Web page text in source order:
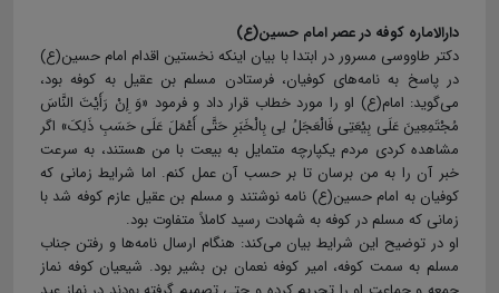
دارالاماره کوفه در عصر امام حسین(ع)
دکتر طاووسی مسرور در ابتدا با بیان اینکه نخستین اقدام امام حسین(ع)
در پاسخ به نامه‌های کوفیان، فرستادن مسلم بن عقیل به کوفه بود،
می‌گوید: امام(ع) او را مورد خطاب قرار داد و فرمود «وَ إِنْ رَأَیْتَ النَّاسَ
مُجْتَمِعِینَ عَلَی بِیْعَتِی فَالْعَجَلُ لِی بِالْخَبَرِ حَتَّی أَعْمَلَ عَلَی حَسَبِ ذَلِکَ» اگر
مشاهده کردی مردم یکپارچه متمایل به بیعت با من هستند، به سرعت
خبر آن را به من برسان تا بر حسب آن عمل کنم. اما شرایط زمانی که
کوفیان به امام حسین(ع) نامه نوشتند و مسلم بن عقیل عازم کوفه شد با
زمانی که مسلم در کوفه به شهادت رسید کاملاً متفاوت بود.
او در توضیح این شرایط بیان می‌کند: هنگام ارسال نامه‌ها و رفتن جناب
مسلم به سمت کوفه، امیر کوفه نعمان بن بشير بود. شیعیان کوفه نماز